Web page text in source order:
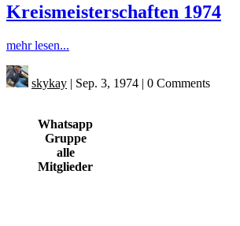
Kreismeisterschaften 1974
mehr lesen...
skykay | Sep. 3, 1974 | 0 Comments
Whatsapp
Gruppe
alle
Mitglieder